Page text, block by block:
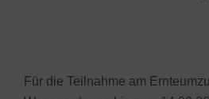
Für die Teilnahme am